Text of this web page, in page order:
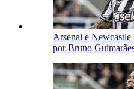
Arsenal e Newcastle
por Bruno